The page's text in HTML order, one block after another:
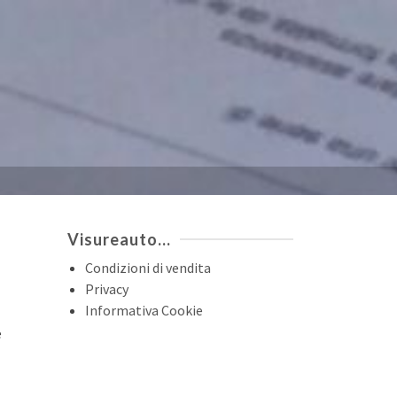
Visureauto…
Condizioni di vendita
Privacy
Informativa Cookie